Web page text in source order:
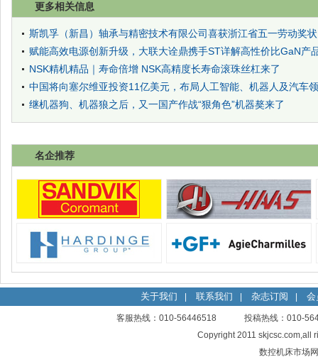
更多相关信息
斯凯孚（新昌）轴承与精密技术有限公司喜获浙江省五一劳动奖状
赋能高效电源创新升级，大联大诠鼎携手ST详解高性价比GaN产
NSK精机精品｜寿命倍增 NSK高精度长寿命滚珠丝杠来了
中国将向塞尔维亚投资11亿美元，布局人工智能、机器人及汽车
继机器狗、机器狼之后，又一国产作战“狠角色”机器獒来了
名企推荐
关于我们 联系我们 杂志订阅 会
客服热线：010-56446518 投稿热线：
Copyright 2011
数控机床市场网